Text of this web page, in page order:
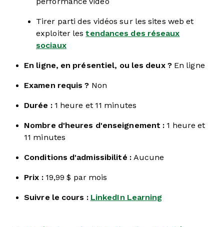
Tirer parti des vidéos sur les sites web et
exploiter lestendances des réseaux
sociaux
En ligne, en présentiel, ou les deux ?En ligne
Examen requis ? Non
Durée :1 heure et 11 minutes
Nombre d'heures d'enseignement : 1 heure et
11 minutes
Conditions d'admissibilité :Aucune
Prix :19,99 $ par mois
Suivre le cours : LinkedIn Learning